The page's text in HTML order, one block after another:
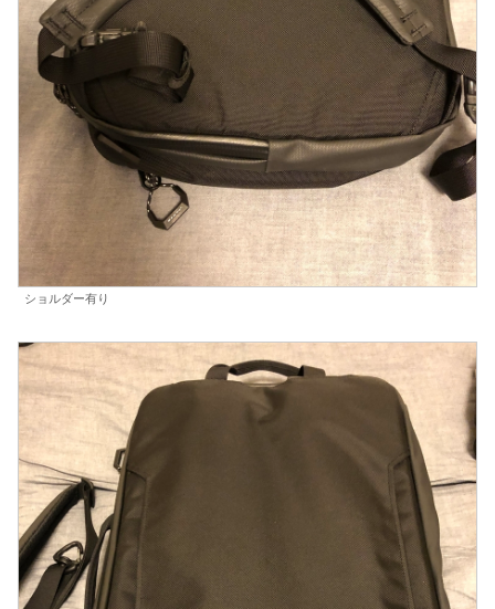
ショルダー有り